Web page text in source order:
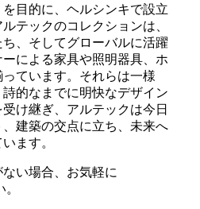
目的に、ヘルシンキで設立
テックのコレクションは、
、そしてグローバルに活躍
による家具や照明器具、ホ
ています。それらは一様
的なまでに明快なデザイン
け継ぎ、アルテックは今日
建築の交点に立ち、未来へ
ます。
い場合、お気軽に